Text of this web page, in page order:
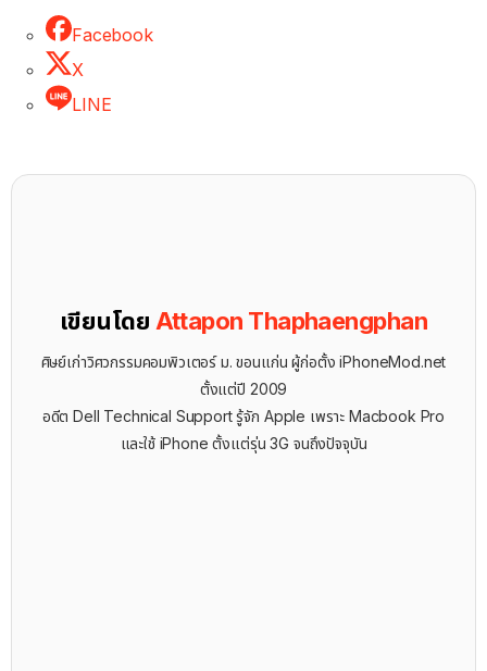
Facebook
X
LINE
เขียนโดย Attapon Thaphaengphan
ศิษย์เก่าวิศวกรรมคอมพิวเตอร์ ม. ขอนแก่น ผู้ก่อตั้ง iPhoneMod.net
ตั้งแต่ปี 2009
อดีต Dell Technical Support รู้จัก ​Apple เพราะ Macbook Pro
และใช้ iPhone ตั้งแต่รุ่น 3G จนถึงปัจจุบัน